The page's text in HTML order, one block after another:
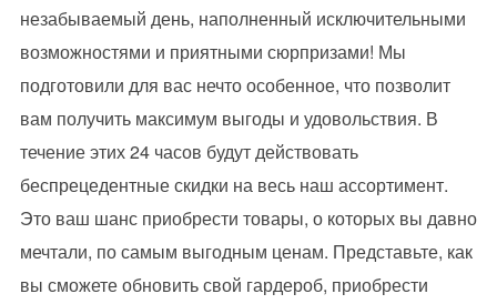
незабываемый день, наполненный исключительными
возможностями и приятными сюрпризами! Мы
подготовили для вас нечто особенное, что позволит
вам получить максимум выгоды и удовольствия. В
течение этих 24 часов будут действовать
беспрецедентные скидки на весь наш ассортимент.
Это ваш шанс приобрести товары, о которых вы давно
мечтали, по самым выгодным ценам. Представьте, как
вы сможете обновить свой гардероб, приобрести